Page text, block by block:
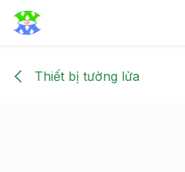
Bỏ qua để đến Nội dung
Thiết bị tường lửa